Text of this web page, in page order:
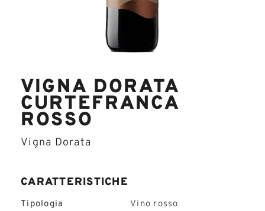
VIGNA DORATA
CURTEFRANCA
ROSSO
Vigna Dorata
CARATTERISTICHE
Tipologia
Vino rosso